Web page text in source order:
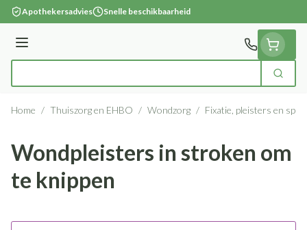
Ga naar de inhoud
Apothekersadvies Snelle beschikbaarheid
Menu
Zoek
Home / Thuiszorg en EHBO / Wondzorg / Fixatie, pleisters en
Wondpleisters in stroken om
te knippen